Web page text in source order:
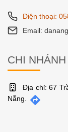
Điện thoại:
Email:
CHI
Địa chỉ: 67
Nẵng.